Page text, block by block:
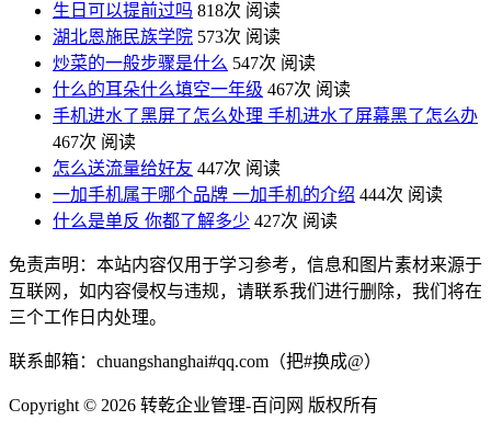
生日可以提前过吗 818次 阅读
湖北恩施民族学院 573次 阅读
炒菜的一般步骤是什么 547次 阅读
什么的耳朵什么填空一年级 467次 阅读
手机进水了黑屏了怎么处理 手机进水了屏幕黑了怎么办
467次 阅读
怎么送流量给好友 447次 阅读
一加手机属于哪个品牌 一加手机的介绍 444次 阅读
什么是单反 你都了解多少 427次 阅读
免责声明：本站内容仅用于学习参考，信息和图片素材来源于
互联网，如内容侵权与违规，请联系我们进行删除，我们将在
三个工作日内处理。
联系邮箱：chuangshanghai#qq.com（把#换成@）
Copyright © 2026 转乾企业管理-百问网 版权所有